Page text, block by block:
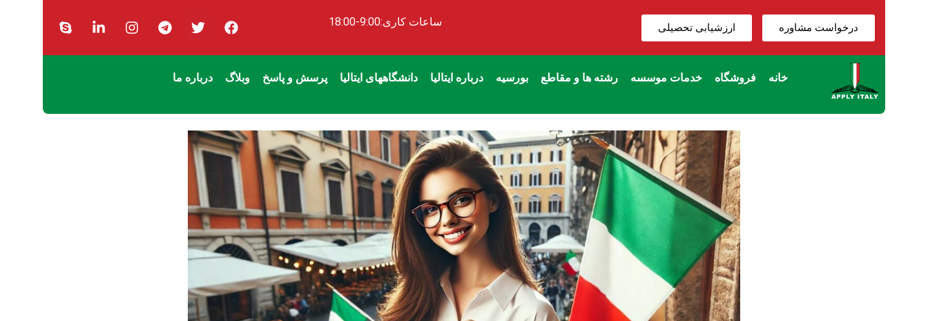
درخواست مشاوره ارزشیابی تحصیلی ساعات کاری:9:00-18:00
خانه فروشگاه خدمات موسسه رشته ها و مقاطع بورسیه درباره ایتالیا دانشگاههای ایتالیا پرسش و پاسخ وبلاگ درباره ما